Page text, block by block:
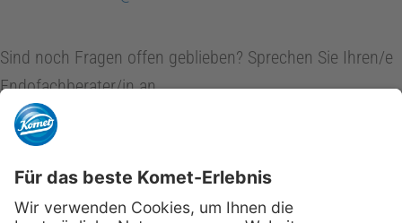
Sind noch Fragen offen geblieben? Sprechen Sie Ihren/e
Endofachberater/in an.
Beratungstermin vereinbaren